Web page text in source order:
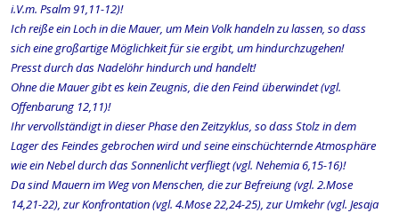
i.V.m. Psalm 91,11-12)!
Ich reiße ein Loch in die Mauer, um Mein Volk handeln zu lassen, so dass
sich eine großartige Möglichkeit für sie ergibt, um hindurchzugehen!
Presst durch das Nadelöhr hindurch und handelt!
Ohne die Mauer gibt es kein Zeugnis, die den Feind überwindet (vgl.
Offenbarung 12,11)!
Ihr vervollständigt in dieser Phase den Zeitzyklus, so dass Stolz in dem
Lager des Feindes gebrochen wird und seine einschüchternde Atmosphäre
wie ein Nebel durch das Sonnenlicht verfliegt (vgl. Nehemia 6,15-16)!
Da sind Mauern im Weg von Menschen, die zur Befreiung (vgl. 2.Mose
14,21-22), zur Konfrontation (vgl. 4.Mose 22,24-25), zur Umkehr (vgl. Jesaja